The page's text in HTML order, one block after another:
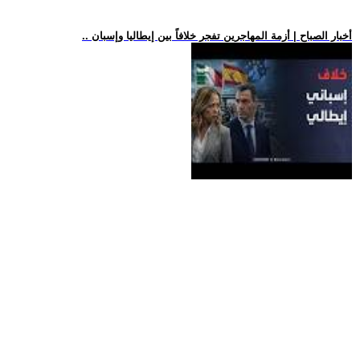
.. أخبار الصباح | أزمة المهاجرين تفجر خلافاً بين إيطاليا وإسبان